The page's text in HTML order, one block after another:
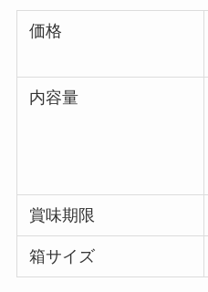
価格
内容量
賞味期限
箱サイズ